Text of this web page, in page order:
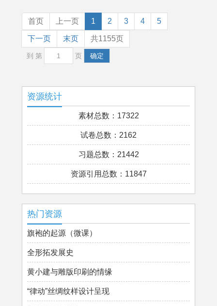
首页 上一页 1 2 3 4 5
下一页 末页 共1155页
到 第 页 确定
资源统计
素材总数：17322
试卷总数：2162
习题总数：21442
资源引用总数：11847
热门资源
旗袍的起源（微课）
全形拓发展史
黄小建与雕版印刷的情缘
“律动”丝绸纹样设计呈现